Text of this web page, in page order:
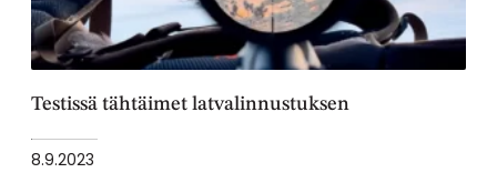
Testissä tähtäimet latvalinnustuksen
8.9.2023